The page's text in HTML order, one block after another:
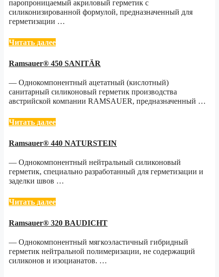
паропроницаемый акриловый герметик с
силиконизированной формулой, предназначенный для
герметизации …
Читать далее
Ramsauer® 450 SANITÄR
— Однокомпонентный ацетатный (кислотный)
санитарный силиконовый герметик производства
австрийской компании RAMSAUER, предназначенный …
Читать далее
Ramsauer® 440 NATURSTEIN
— Однокомпонентный нейтральный силиконовый
герметик, специально разработанный для герметизации и
заделки швов …
Читать далее
Ramsauer® 320 BAUDICHT
— Однокомпонентный мягкоэластичный гибридный
герметик нейтральной полимеризации, не содержащий
силиконов и изоцианатов. …